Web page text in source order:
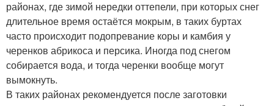
районах, где зимой нередки оттепели, при которых снег
длительное время остаётся мокрым, в таких буртах
часто происходит подопревание коры и камбия у
черенков абрикоса и персика. Иногда под снегом
собирается вода, и тогда черенки вообще могут
вымокнуть.
В таких районах рекомендуется после заготовки